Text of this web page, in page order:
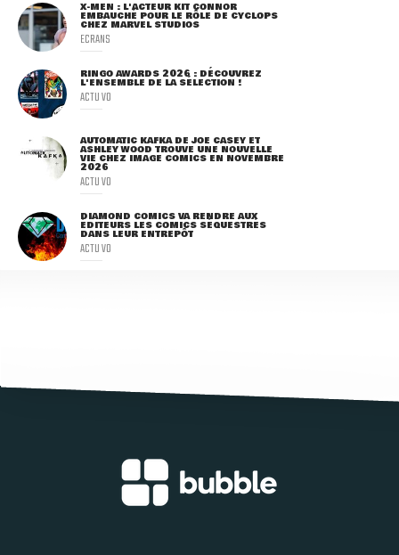
X-MEN : L'ACTEUR KIT CONNOR
EMBAUCHÉ POUR LE RÔLE DE CYCLOPS
CHEZ MARVEL STUDIOS
ECRANS
RINGO AWARDS 2026 : DÉCOUVREZ
L'ENSEMBLE DE LA SÉLECTION !
ACTU VO
AUTOMATIC KAFKA DE JOE CASEY ET
ASHLEY WOOD TROUVE UNE NOUVELLE
VIE CHEZ IMAGE COMICS EN NOVEMBRE
2026
ACTU VO
DIAMOND COMICS VA RENDRE AUX
ÉDITEURS LES COMICS SÉQUESTRÉS
DANS LEUR ENTREPÔT
ACTU VO